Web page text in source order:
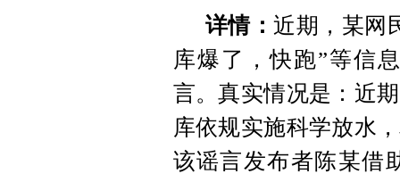
详情：近期，某网
库爆了，快跑”等信
言。真实情况是：近
库依规实施科学放水
该谣言发布者陈某借